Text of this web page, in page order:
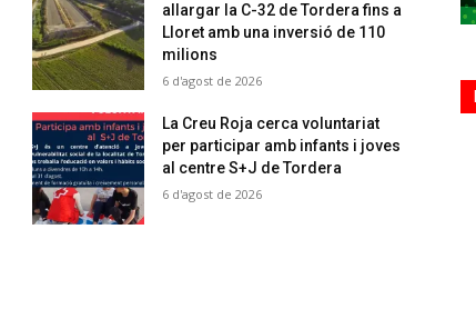
allargar la C-32 de Tordera fins a
Lloret amb una inversió de 110
milions
6 d'agost de 2026
La Creu Roja cerca voluntariat
per participar amb infants i joves
al centre S+J de Tordera
6 d'agost de 2026